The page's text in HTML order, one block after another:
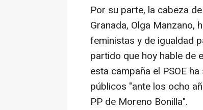
Por su parte, la cabeza
Granada, Olga Manzano,
feministas y de igualdad
partido que hoy hable de
esta campaña el PSOE
públicos "ante los ocho
PP de Moreno Bonilla".